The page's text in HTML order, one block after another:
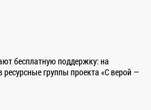
бесплатную поддержку: на
группы проекта «С верой —